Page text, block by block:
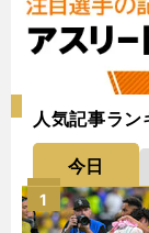
人気記事ラン
今日
1